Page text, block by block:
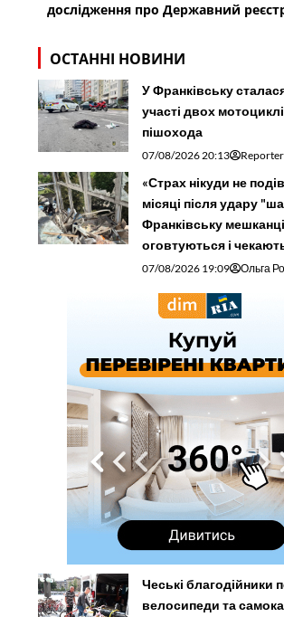
дослідження про Державний
ОСТАННІ НОВИНИ
У Франківську
участі двох
пішохода
07/08/2026 20:13 Reporter
«Страх нікуди не
місяці після удару
Франківську мешканці
оговтуються і
07/08/2026 19:09 Ольга
Чеські благодійники
велосипеди та